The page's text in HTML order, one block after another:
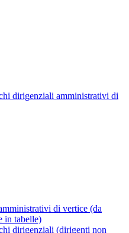
dirigenziali amministrativi di
di vertice (da
in tabelle)
dirigenziali (dirigenti non